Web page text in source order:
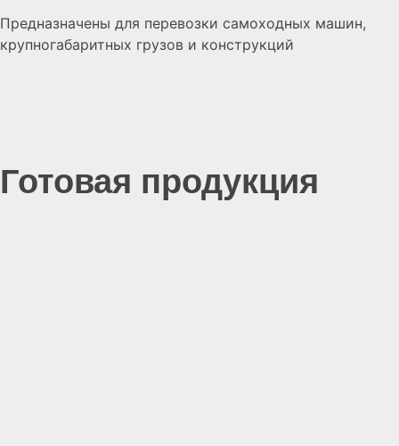
Предназначены для перевозки самоходных машин,
крупногабаритных грузов и конструкций
Готовая продукция